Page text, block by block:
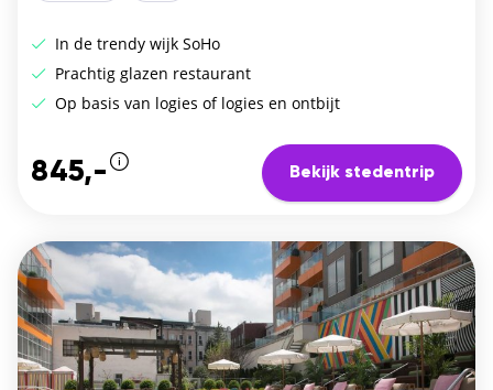
In de trendy wijk SoHo
Prachtig glazen restaurant
Op basis van logies of logies en ontbijt
845,- Bekijk stedentrip